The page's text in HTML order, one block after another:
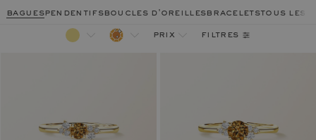
baguespendentifsboucles d'oreillesbraceletstous les
prix filtres